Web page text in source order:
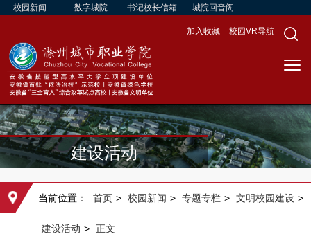
校园新闻 数字城院 书记校长信箱 城院回音阁
加入收藏 校园VR导航
建设活动
当前位置： 首页 > 校园新闻 > 专题专栏 > 文明校园建设 >
建设活动 > 正文